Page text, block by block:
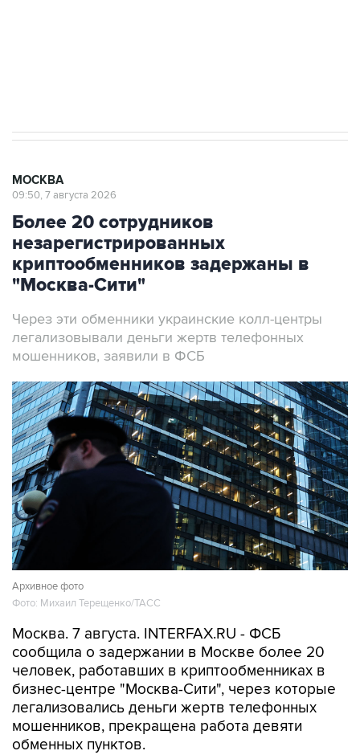
МОСКВА
09:50, 7 августа 2026
Более 20 сотрудников
незарегистрированных
криптообменников задержаны в
"Москва-Сити"
Через эти обменники украинские колл-центры
легализовывали деньги жертв телефонных
мошенников, заявили в ФСБ
Архивное фото
Фото: Михаил Терещенко/ТАСС
Москва. 7 августа. INTERFAX.RU - ФСБ
сообщила о задержании в Москве более 20
человек, работавших в криптообменниках в
бизнес-центре "Москва-Сити", через которые
легализовались деньги жертв телефонных
мошенников, прекращена работа девяти
обменных пунктов.